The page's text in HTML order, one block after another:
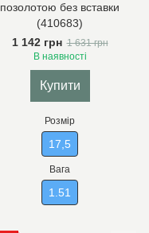
позолотою без вставки
(410683)
1 142 грн 1 631 грн
В наявності
Купити
Розмір
17,5
Вага
1.51